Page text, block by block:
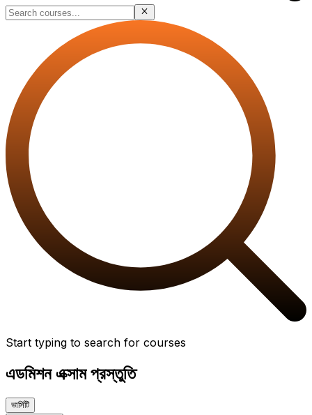
Start typing to search for courses
এডমিশন এক্সাম প্রস্তুতি
ভার্সিটি